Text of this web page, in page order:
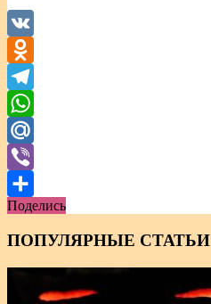
VK
Odnoklassniki
Telegram
WhatsApp
Mail.Ru
Viber
Отправить
Поделись
ПОПУЛЯРНЫЕ СТАТЬИ